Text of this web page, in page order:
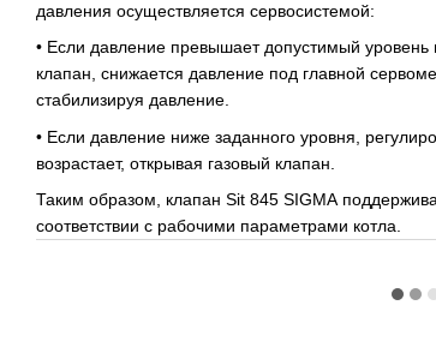
давления осуществляется сервосистемой:
• Если давление превышает допустимый уровень
клапан, снижается давление под главной
стабилизируя давление.
• Если давление ниже заданного уровня,
возрастает, открывая газовый клапан.
Таким образом, клапан Sit 845 SIGMA
соответствии с рабочими параметрами котла.